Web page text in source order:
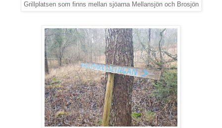
Grillplatsen som finns mellan sjöarna Mellansjön och Brosjön